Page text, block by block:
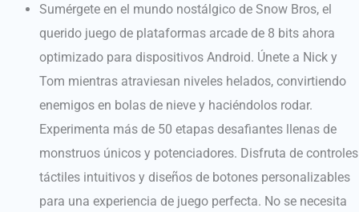
Sumérgete en el mundo nostálgico de Snow Bros, el
querido juego de plataformas arcade de 8 bits ahora
optimizado para dispositivos Android. Únete a Nick y
Tom mientras atraviesan niveles helados, convirtiendo
enemigos en bolas de nieve y haciéndolos rodar.
Experimenta más de 50 etapas desafiantes llenas de
monstruos únicos y potenciadores. Disfruta de controles
táctiles intuitivos y diseños de botones personalizables
para una experiencia de juego perfecta. No se necesita